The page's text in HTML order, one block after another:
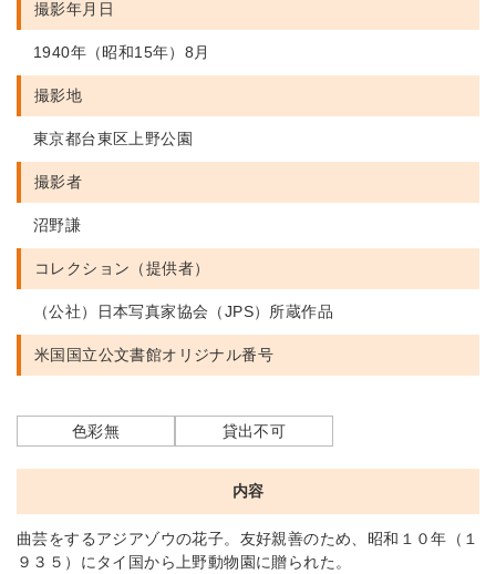
撮影年月日
1940年（昭和15年）8月
撮影地
東京都台東区上野公園
撮影者
沼野謙
コレクション（提供者）
（公社）日本写真家協会（JPS）所蔵作品
米国国立公文書館オリジナル番号
色彩無 貸出不可
内容
曲芸をするアジアゾウの花子。友好親善のため、昭和１０年（１
９３５）にタイ国から上野動物園に贈られた。